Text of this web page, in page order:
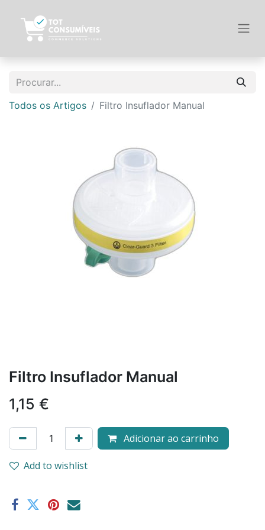
Todos os Artigos Filtro Insuflador Manual
Filtro Insuflador Manual
1,15 €
Adicionar ao carrinho
Add to wishlist